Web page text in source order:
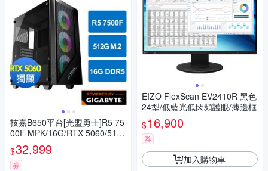
技嘉B650平台[光盟勇士]R5 75
00F MPK/16G/RTX 5060/512
G_M2
$32,999
券
EIZO FlexScan EV2410R 黑色
24型/低藍光低閃頻護眼/薄邊框
$16,900
券
加入購物車